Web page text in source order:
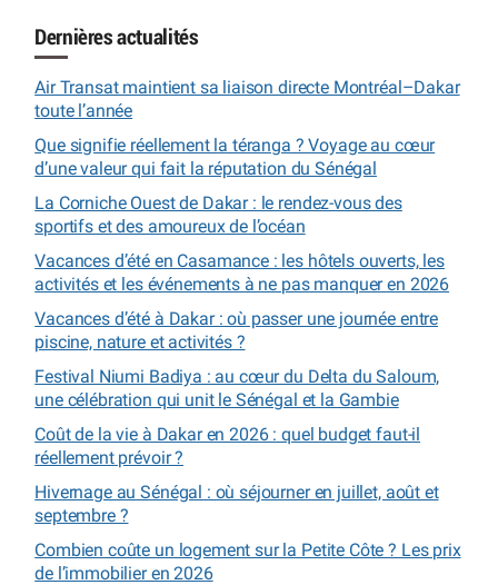
Dernières actualités
Air Transat maintient sa liaison directe Montréal–Dakar
toute l’année
Que signifie réellement la téranga ? Voyage au cœur
d’une valeur qui fait la réputation du Sénégal
La Corniche Ouest de Dakar : le rendez-vous des
sportifs et des amoureux de l’océan
Vacances d’été en Casamance : les hôtels ouverts, les
activités et les événements à ne pas manquer en 2026
Vacances d’été à Dakar : où passer une journée entre
piscine, nature et activités ?
Festival Niumi Badiya : au cœur du Delta du Saloum,
une célébration qui unit le Sénégal et la Gambie
Coût de la vie à Dakar en 2026 : quel budget faut-il
réellement prévoir ?
Hivernage au Sénégal : où séjourner en juillet, août et
septembre ?
Combien coûte un logement sur la Petite Côte ? Les prix
de l’immobilier en 2026